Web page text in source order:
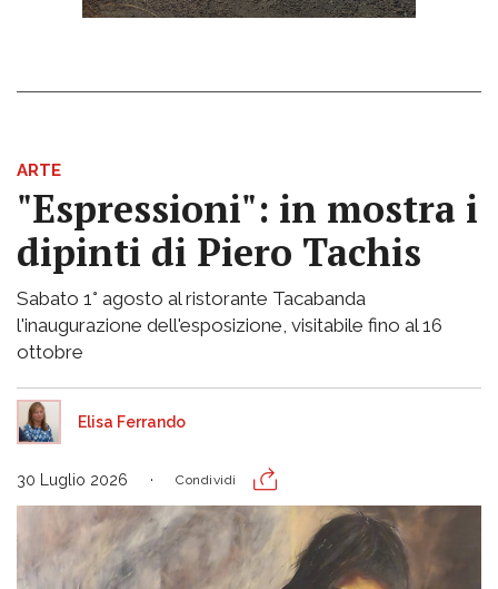
ARTE
"Espressioni": in mostra i
dipinti di Piero Tachis
Sabato 1° agosto al ristorante Tacabanda
l'inaugurazione dell'esposizione, visitabile fino al 16
ottobre
Elisa Ferrando
30 Luglio 2026 Condividi